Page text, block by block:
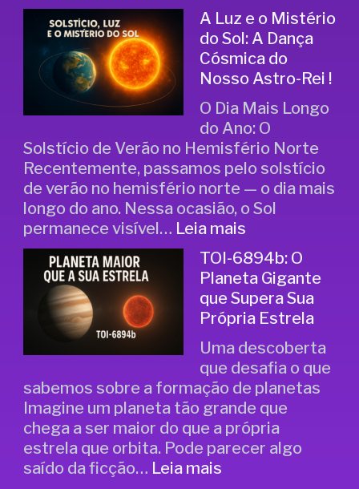
A Luz e o Mistério
do Sol: A Dança
Cósmica do
Nosso Astro-Rei !
O Dia Mais Longo
do Ano: O
Solstício de Verão no Hemisfério Norte
Recentemente, passamos pelo solstício
de verão no hemisfério norte — o dia mais
longo do ano. Nessa ocasião, o Sol
permanece visível… Leia mais
TOI-6894b: O
Planeta Gigante
que Supera Sua
Própria Estrela
Uma descoberta
que desafia o que
sabemos sobre a formação de planetas
Imagine um planeta tão grande que
chega a ser maior do que a própria
estrela que orbita. Pode parecer algo
saído da ficção… Leia mais